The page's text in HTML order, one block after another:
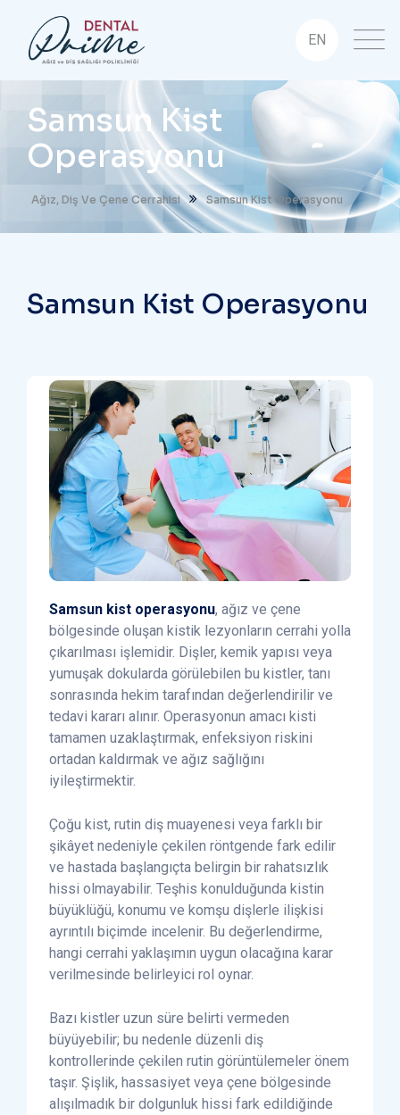
EN
Samsun Kist
Operasyonu
Ağız, Diş Ve Çene Cerrahisi Samsun Kist Operasyonu
Samsun Kist Operasyonu
Samsun kist operasyonu, ağız ve çene
bölgesinde oluşan kistik lezyonların cerrahi yolla
çıkarılması işlemidir. Dişler, kemik yapısı veya
yumuşak dokularda görülebilen bu kistler, tanı
sonrasında hekim tarafından değerlendirilir ve
tedavi kararı alınır. Operasyonun amacı kisti
tamamen uzaklaştırmak, enfeksiyon riskini
ortadan kaldırmak ve ağız sağlığını
iyileştirmektir.
Çoğu kist, rutin diş muayenesi veya farklı bir
şikâyet nedeniyle çekilen röntgende fark edilir
ve hastada başlangıçta belirgin bir rahatsızlık
hissi olmayabilir. Teşhis konulduğunda kistin
büyüklüğü, konumu ve komşu dişlerle ilişkisi
ayrıntılı biçimde incelenir. Bu değerlendirme,
hangi cerrahi yaklaşımın uygun olacağına karar
verilmesinde belirleyici rol oynar.
Bazı kistler uzun süre belirti vermeden
büyüyebilir; bu nedenle düzenli diş
kontrollerinde çekilen rutin görüntülemeler önem
taşır. Şişlik, hassasiyet veya çene bölgesinde
alışılmadık bir dolgunluk hissi fark edildiğinde